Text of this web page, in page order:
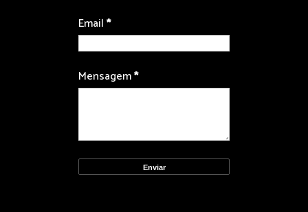
Email*
Mensagem*